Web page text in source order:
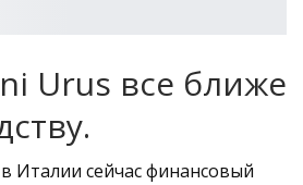
Urus все ближе
Италии сейчас финансовый